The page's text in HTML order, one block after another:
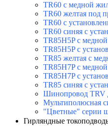
TR60 с медной
TR60 желтая под
TR60 с
TR60 синяя с
TR85H5P с
TR85H5P с
TR85 желтая с
TR85H7P с
TR85H7P с
TR85 синяя с
Шинопровод TRV
Мультиполюсная
"Цветные" серии
Гирляндные